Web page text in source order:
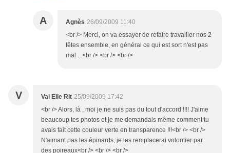
A Agnès 26/09/2009 11:40
<br /> Merci, on va essayer de refaire travailler nos 2
têtes ensemble, en général ce qui est sort n'est pas
mal ...<br /> <br /> <br />
V Val Elle Rit 25/09/2009 17:42
<br /> Alors, là , moi je ne suis pas du tout d'accord !!!! J'aime
beaucoup tes photos et je me demandais même comment tu
avais fait cette couleur verte en transparence !!!<br /> <br />
N'aimant pas les épinards, je les remplacerai volontier par
des poireaux<br /> <br /> <br />